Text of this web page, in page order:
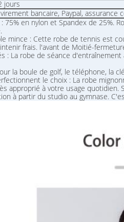
jours
bancaire, Paypal, assurance
75% en nylon et Spandex de 25%.
mince : Cette robe de tennis est
frais. l'avant de Moitié-
: La robe de séance
la boule de golf, le téléphone, la
le choix : La robe
approprié à votre usage
à partir du studio au gymnase.